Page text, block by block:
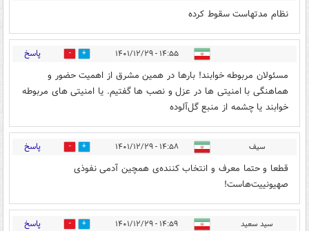
نظام مدتهاست سقوط کرده
۱۴:۵۵ - ۱۴۰۱/۱۲/۲۹ 2 پاسخ
مسئولان مربوطه خوابند! بارها در همین مشرق از اهمیت حضور و
هماهنگی با امنیتی ها در عزل و نصب ها گفتیم. یا امنیتی های مربوطه
خوابند یا چشمه از منبع گل‌آلوده
سیف ۱۴:۵۸ - ۱۴۰۱/۱۲/۲۹ 3 پاسخ
قطعا و حتما معرف و انتخاب کننده‌ی همچین آدمی نفوذی
صهیونییت‌هاست!
سید سعید ۱۴:۵۹ - ۱۴۰۱/۱۲/۲۹ 1 پاسخ